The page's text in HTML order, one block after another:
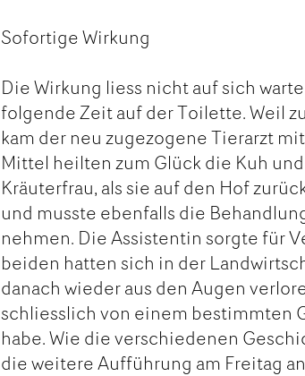
Sofortige Wirkung
Die Wirkung liess nicht auf sich
folgende Zeit auf der Toilette. Weil
kam der neu zugezogene Tierarzt
Mittel heilten zum Glück die Kuh
Kräuterfrau, als sie auf den Hof
und musste ebenfalls die
nehmen. Die Assistentin sorgte für
beiden hatten sich in der
danach wieder aus den Augen
schliesslich von einem bestimmten
habe. Wie die verschiedenen
die weitere Aufführung am Freitag